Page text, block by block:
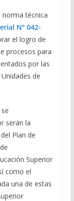
norma técnica
N° 042-
el logro de
procesos para
por las
de
serán la
Plan de
Superior
como el
una de estas